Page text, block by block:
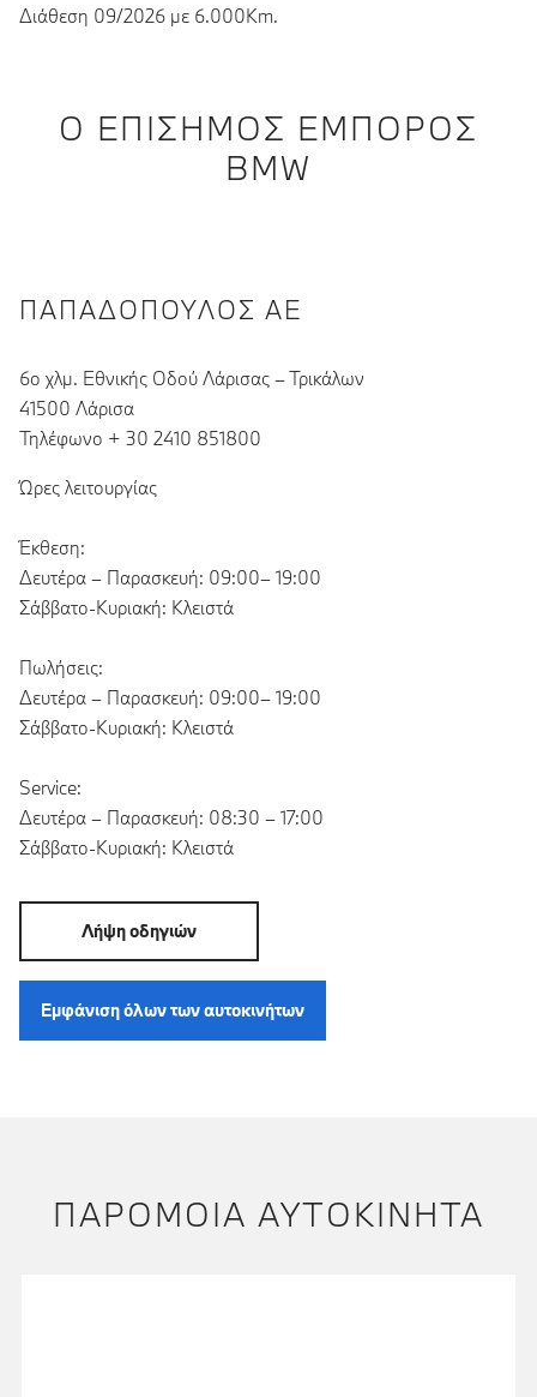
Διάθεση 09/2026 με 6.000Km.
Ο ΕΠΊΣΗΜΟΣ ΈΜΠΟΡΟΣ
BMW
ΠΑΠΑΔΌΠΟΥΛΟΣ ΑΕ
6ο χλμ. Εθνικής Οδού Λάρισας – Τρικάλων
41500 Λάρισα
Τηλέφωνο + 30 2410 851800
Ώρες λειτουργίας
Έκθεση:
Δευτέρα – Παρασκευή: 09:00– 19:00
Σάββατο-Κυριακή: Κλειστά
Πωλήσεις:
Δευτέρα – Παρασκευή: 09:00– 19:00
Σάββατο-Κυριακή: Κλειστά
Service:
Δευτέρα – Παρασκευή: 08:30 – 17:00
Σάββατο-Κυριακή: Κλειστά
Λήψη οδηγιών
Εμφάνιση όλων των αυτοκινήτων
ΠΑΡΌΜΟΙΑ ΑΥΤΟΚΊΝΗΤΑ